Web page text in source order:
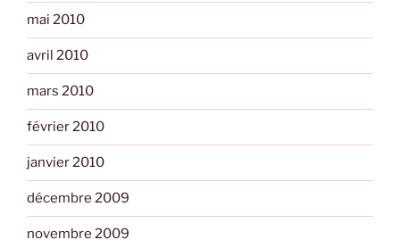
mai 2010
avril 2010
mars 2010
février 2010
janvier 2010
décembre 2009
novembre 2009